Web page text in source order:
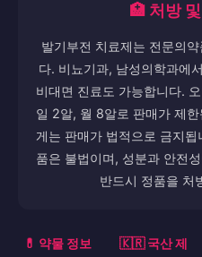
🏥 처방
발기부전 치료제는 전문의
다. 비뇨기과, 남성의학과에
비대면 진료도 가능합니다.
일 2알, 월 8알로 판매가 제
게는 판매가 법적으로 금지
품은 불법이며, 성분과 안전
반드시 정품을 처
💊 약물 정보
🇰🇷 국산 제